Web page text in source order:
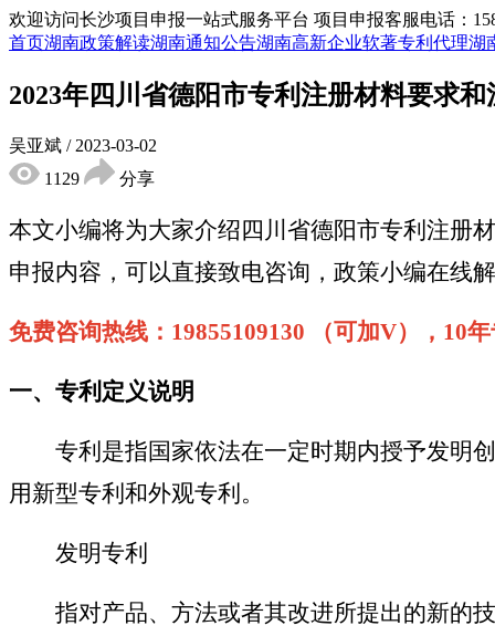
欢迎访问长沙项目申报一站式服务平台 项目申报客服电话：
首页湖南政策解读湖南通知公告湖南高新企业软著专利代理湖
2023年四川省德阳市专利注册材料要求
吴亚斌 / 2023-03-02
1129
分享
本文小编将为大家介绍四川省德阳市专利注册
申报内容，可以直接致电咨询，政策小编在线
免费咨询热线： 19855109130 （可加V），10
一、专利定义说明
专利是指国家依法在一定时期内授予发明创
用新型专利和外观专利。
发明专利
指对产品、方法或者其改进所提出的新的技